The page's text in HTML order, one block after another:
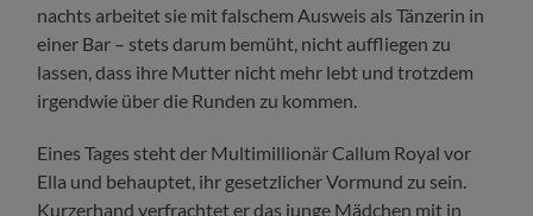
nachts arbeitet sie mit falschem Ausweis als Tänzerin in
einer Bar – stets darum bemüht, nicht auffliegen zu
lassen, dass ihre Mutter nicht mehr lebt und trotzdem
irgendwie über die Runden zu kommen.
Eines Tages steht der Multimillionär Callum Royal vor
Ella und behauptet, ihr gesetzlicher Vormund zu sein.
Kurzerhand verfrachtet er das junge Mädchen mit in